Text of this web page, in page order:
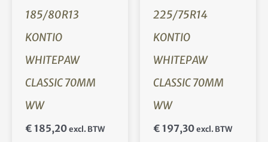
185/80R13
KONTIO
WHITEPAW
CLASSIC 70MM
WW
€ 185,20 excl. BTW
225/75R14
KONTIO
WHITEPAW
CLASSIC 70MM
WW
€ 197,30 excl. BTW